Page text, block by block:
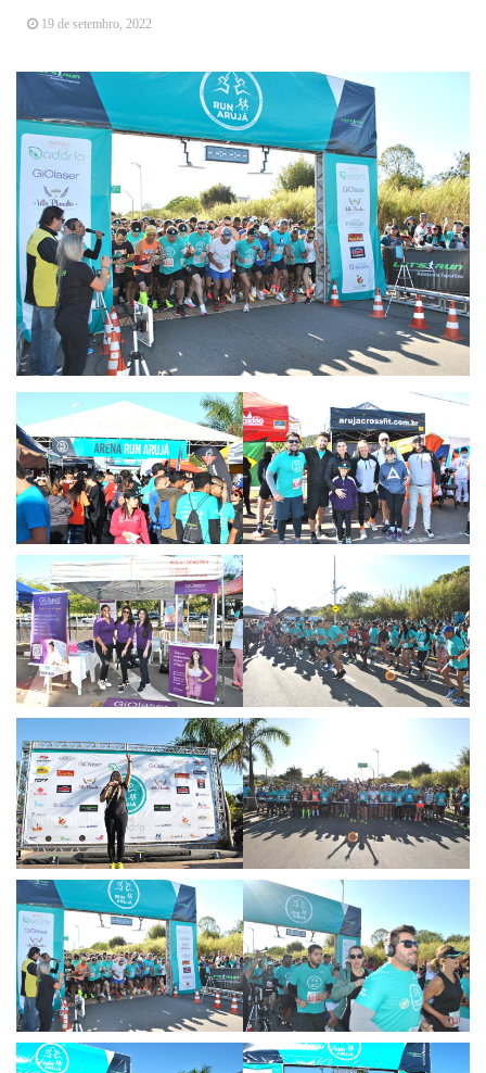
Vereadores Mirins iniciam jornada no Legislativo
CONDEMAT+ e Sesc Mogi das Cruzes
promovem palestra sobre diversidade e inclusão no
mercado de trabalho
19 de setembro, 2022